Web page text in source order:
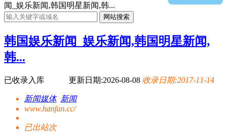
闻_娱乐新闻,韩国明星新闻,韩...
网站搜索
韩国娱乐新闻_娱乐新闻,韩国明星新闻,
韩...
已收录入库 更新日期:2026-08-08 收录日期:2017-11-14
新闻媒体 新闻
www.hanfan.cc/
已出站次